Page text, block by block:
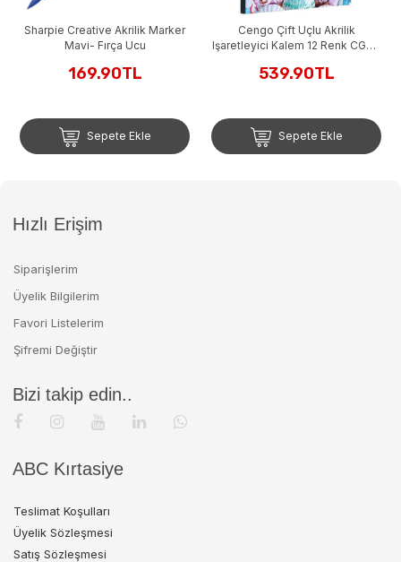
Sharpie Creative Akrilik Marker
Mavi- Fırça Ucu
169.90TL
Sepete Ekle
Cengo Çift Uçlu Akrilik
Işaretleyici Kalem 12 Renk CGO-
539.90TL
Sepete Ekle
Hızlı Erişim
Siparişlerim
Üyelik Bilgilerim
Favori Listelerim
Şifremi Değiştir
Bizi takip edin..
ABC Kırtasiye
Teslimat Koşulları
Üyelik Sözleşmesi
Satış Sözleşmesi